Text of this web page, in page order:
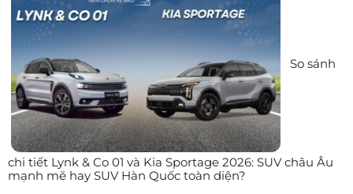
So sánh
chi tiết Lynk & Co 01 và Kia Sportage 2026: SUV châu Âu
mạnh mẽ hay SUV Hàn Quốc toàn diện?